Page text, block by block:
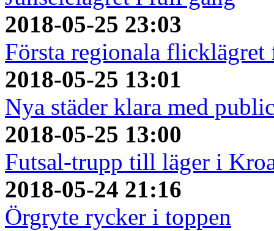
2018-05-25 23:03
Första regionala
2018-05-25 13:01
Nya städer klara med
2018-05-25 13:00
Futsal-trupp till läger i
2018-05-24 21:16
Örgryte rycker i toppen